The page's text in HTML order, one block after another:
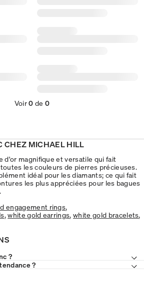
Voir0 de 0
CHEZ MICHAEL HILL
d'or magnifique et versatile qui fait
les couleurs de pierres précieuses.
idéal pour les diamants; ce qui fait
les plus appréciées pour les bagues
engagement rings,
,white gold earrings,white gold bracelets,
?
?